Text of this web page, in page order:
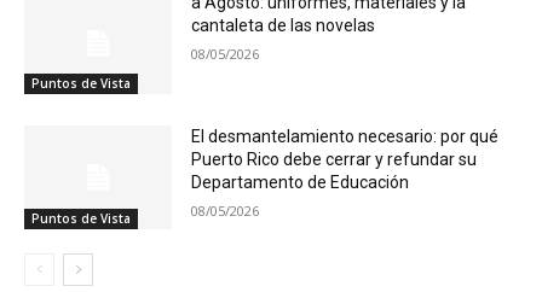
Puntos de Vista
cantaleta de las novelas
08/05/2026
Puntos de Vista
El desmantelamiento necesario: por qué
Puerto Rico debe cerrar y refundar su
Departamento de Educación
08/05/2026